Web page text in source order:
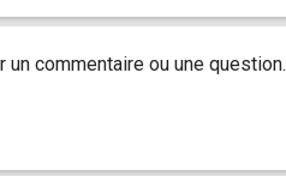
commentaire ou une question.